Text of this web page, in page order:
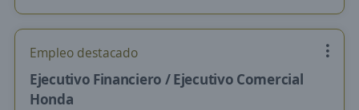
Empleo destacado
Ejecutivo Financiero / Ejecutivo Comercial
Honda